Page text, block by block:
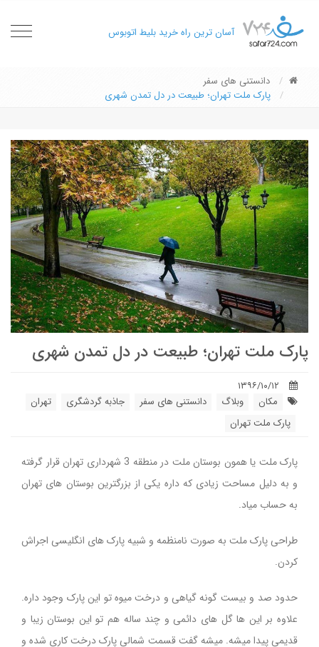
آسان ترین راه خرید بلیط اتوبوس
دانستنی های سفر
پارک ملت تهران؛ طبیعت در دل تمدن شهری
پارک ملت تهران؛ طبیعت در دل تمدن شهری
۱۳۹۶/۱۰/۱۲
مکان
وبلاگ دانستنی های سفر جاذبه گردشگری
تهران
پارک ملت تهران
پارک ملت یا همون بوستان ملت در منطقه 3 شهرداری تهران قرار گرفته
و به دلیل مساحت زیادی که داره یکی از بزرگترین بوستان های تهران
به حساب میاد.
طراحی پارک ملت به صورت نامنظمه و شبیه پارک های انگلیسی اجراش
کردن.
حدود صد و بیست گونه گیاهی و درخت میوه تو این پارک وجود داره.
علاوه بر این ها گل های دائمی و چند ساله هم تو این بوستان زیبا و
قدیمی پیدا میشه. میشه گفت قسمت شمالی پارک درخت کاری شده و